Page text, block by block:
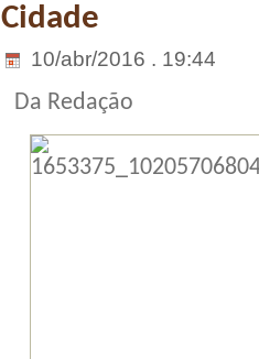
Cidade
10/abr/2016 . 19:44
Da Redação